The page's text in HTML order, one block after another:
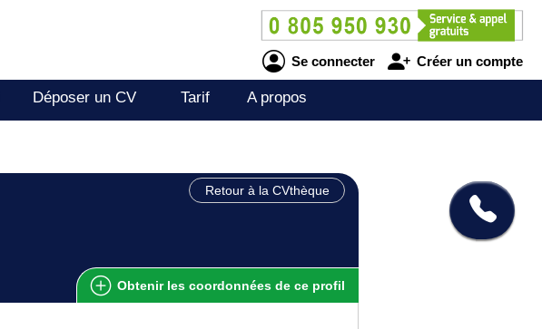
Se connecter Créer un compte
Déposer un CV Tarif A propos
Retour à la CVthèque
Obtenir les coordonnées de ce profil